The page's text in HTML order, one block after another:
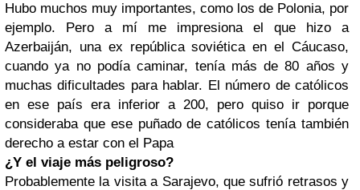
Hubo muchos muy importantes, como los de Polonia, por
ejemplo. Pero a mí me impresiona el que hizo a
Azerbaiján, una ex república soviética en el Cáucaso,
cuando ya no podía caminar, tenía más de 80 años y
muchas dificultades para hablar. El número de católicos
en ese país era inferior a 200, pero quiso ir porque
consideraba que ese puñado de católicos tenía también
derecho a estar con el Papa
¿Y el viaje más peligroso?
Probablemente la visita a Sarajevo, que sufrió retrasos y